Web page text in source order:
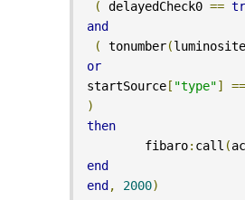
( delayedCheck0 ==
and
( tonumber(luminosite
or
startSource[ "type"] ==
)
then
	fibaro
: call (
end
end , 2000)